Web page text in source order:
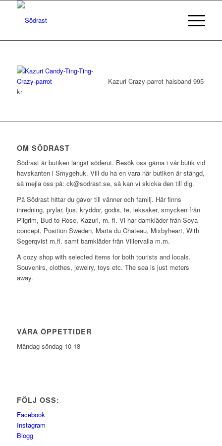
Kazuri Crazy-parrot halsband 995
kr
OM SÖDRAST
Södrast är butiken längst söderut. Besök oss gärna i vår butik vid
havskanten i Smygehuk. Vill du ha en vara när butiken är stängd,
så mejla oss på: ck@sodrast.se, så kan vi skicka den till dig.
På Södrast hittar du gåvor till vänner och familj. Här finns
inredning, prylar, ljus, kryddor, godis, te, leksaker, smycken från
Pilgrim, Bud to Rose, Kazuri, m. fl. Vi har damkläder från Soya
concept, Position Sweden, Marta du Chateau, Mixbyheart, With
Segerqvist m.fl. samt barnkläder från Villervalla m.m.
A cozy shop with selected items for both tourists and locals.
Souvenirs, clothes, jewelry, toys etc. The sea is just meters
away.
VÅRA ÖPPETTIDER
Måndag-söndag 10-18
FÖLJ OSS:
Facebook
Instagram
Blogg